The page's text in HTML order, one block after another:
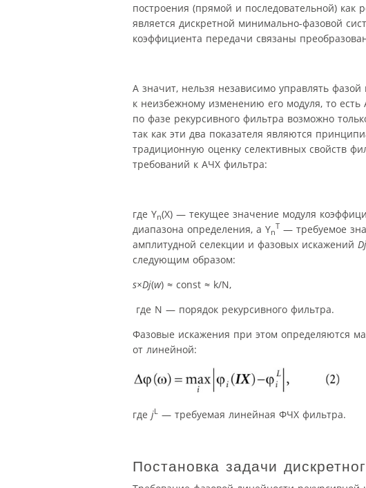
построения (прямой и последовательной)
является дискретной минимально-фазовой
коэффициента передачи связаны
А значит, нельзя независимо управлять
к неизбежному изменению его модуля, то
по фазе рекурсивного фильтра возможно
так как эти два показателя являются
традиционную оценку селективных свойств
требований к АЧХ фильтра:
где Yn(X) — текущее значение модуля
диапазона определения, а Yn
T — требуемое
амплитудной селекции и фазовых искажений Dj
следующим образом:
s×Dj(w) ≈ const ≈ k/N,
где N — порядок рекурсивного фильтра.
Фазовые искажения при этом определяются
от линейной:
где jL — требуемая линейная ФЧХ фильтра.
Постановка задачи